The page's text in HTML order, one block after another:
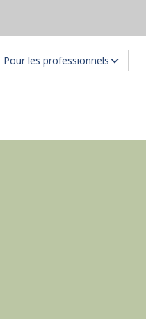
Pour les professionnels